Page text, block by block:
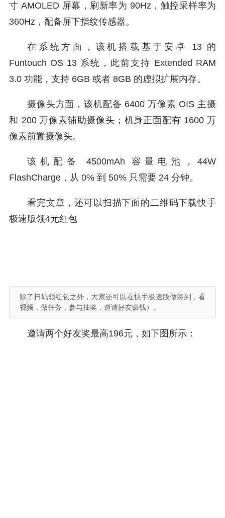
寸 AMOLED 屏幕，刷新率为 90Hz，触控采样率为
360Hz，配备屏下指纹传感器。
在系统方面，该机搭载基于安卓 13 的
Funtouch OS 13 系统，此前支持 Extended RAM
3.0 功能，支持 6GB 或者 8GB 的虚拟扩展内存。
摄像头方面，该机配备 6400 万像素 OIS 主摄
和 200 万像素辅助摄像头；机身正面配有 1600 万
像素前置摄像头。
该机配备 4500mAh 容量电池，44W
FlashCharge，从 0% 到 50% 只需要 24 分钟。
看完文章，还可以扫描下面的二维码下载快手
极速版领4元红包
除了扫码领红包之外，大家还可以在快手极速版做签到，看
视频，做任务，参与抽奖，邀请好友赚钱）。
邀请两个好友奖最高196元，如下图所示：